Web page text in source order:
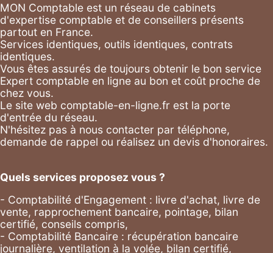
MON Comptable est un réseau de cabinets
d'expertise comptable et de conseillers présents
partout en France.
Services identiques, outils identiques, contrats
identiques.
Vous êtes assurés de toujours obtenir le bon service
Expert comptable en ligne au bon et coût proche de
chez vous.
Le site web comptable-en-ligne.fr est la porte
d'entrée du réseau.
N'hésitez pas à nous contacter par téléphone,
demande de rappel ou réalisez un devis d'honoraires.
Quels services proposez vous ?
- Comptabilité d'Engagement : livre d'achat, livre de
vente, rapprochement bancaire, pointage, bilan
certifié, conseils compris,
- Comptabilité Bancaire : récupération bancaire
journalière, ventilation à la volée, bilan certifié,